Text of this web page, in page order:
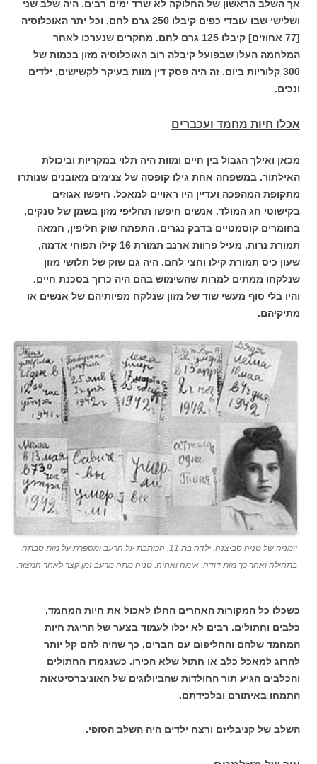
אך השלב הראשון של החלוקה לא שרד ימים רבים. היה שלב שני
ושלישי שבו עובדי כפים קיבלו 250 גרם לחם, וכל יתר האוכלוסיה
[77 אחוזים] קיבלו 125 גרם לחם. מחקרים שנערכו לאחר
המלחמה העלו שבפועל קיבלה רוב האוכלוסיה מזון בכמות של
300 קלוריות ביום. זה היה פסק דין מוות בעיקר לקשישים, ילדים
ונכים.
אכלו חיות מחמד ועכברים
מכאן ואילך הגבול בין חיים ומוות היה תלוי במקריות וביכולת
האילתור. במשפחה אחת גילו קופסה של צנימים מאובנים שנותרו
מתקופת המהפכה ועדיין היו ראויים למאכל. חיפשו אגוזים
בקישוטי חג המולד. אנשים חיפשו תחליפי מזון בשמן של טנקים,
בחומרים קוסמטיים בדבק נגרים. התפתח שוק חליפין, חמאה
תמורת נרות, מעיל פרוות ארנב תמורת 16 קילו תפוחי אדמה,
שעון כיס תמורת קילו וחצי לחם. היה גם שוק של תלושי מזון
שנלקחו ממתים למרות שהשימוש בהם היה כרוך בסכנת חיים.
והיו בלי סוף מעשי שוד של מזון שנלקח מפיותיהם של אנשים או
מתיקיהם.
יומניה של טניה סביצנה, ילדה בת 11, הכותבת על הרעב ומספרת על מות סבתה
בתחילה ואחר כך מות דודה, אימה ואחיה. טניה מתה מרעב זמן קצר לאחר המצור.
כשכלו כל המקורות האחרים החלו לאכול את חיות המחמד,
כלבים וחתולים. רבים לא יכלו לעמוד בצער של הריגת חיות
המחמד שלהם והחליפום עם חברים, כך שהיה להם קל יותר
להרוג למאכל כלב או חתול שלא הכירו. כשנגמרו החתולים
והכלבים הגיע תור החולדות שהביולוגים של האוניברסיטאות
התמחו באיתורם ובלכידתם.
השלב של קניבליזם ורצח ילדים היה השלב הסופי.